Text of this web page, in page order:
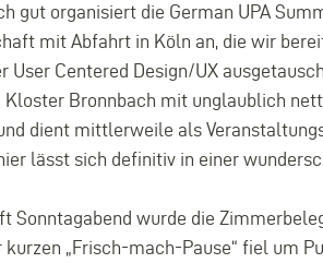
gut organisiert die German UPA
mit Abfahrt in Köln an, die wir
User Centered Design/UX
Kloster Bronnbach mit unglaublich
dient mittlerweile als
lässt sich definitiv in einer
Sonntagabend wurde die
kurzen „Frisch-mach-Pause“ fiel um